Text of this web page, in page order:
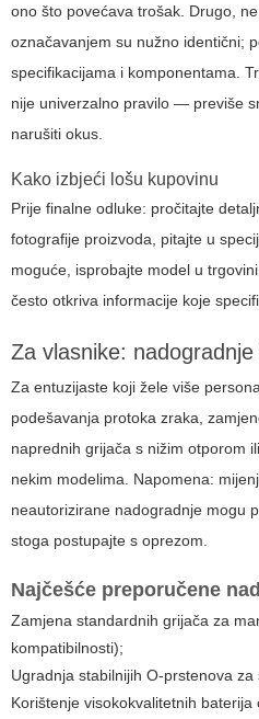
ono što povećava trošak. Drugo,
označavanjem su nužno identični;
specifikacijama i komponentama.
nije univerzalno pravilo — previše
narušiti okus.
Kako izbjeći lošu kupovinu
Prije finalne odluke: pročitajte
fotografije proizvoda, pitajte u
moguće, isprobajte model u
često otkriva informacije koje
Za vlasnike:
Za entuzijaste koji žele više
podešavanja protoka zraka,
naprednih grijača s nižim otporom
nekim modelima. Napomena:
neautorizirane nadogradnje mogu
stoga postupajte s oprezom.
Najčešće preporučene
Zamjena standardnih grijača za
kompatibilnosti);
Ugradnja stabilnijih O-prstenova
Korištenje visokokvalitetnih